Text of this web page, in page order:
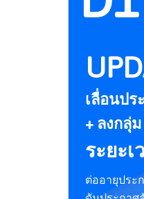
เลื่อนปร
+ ลงกลุ่
ระยะเ
ต่ออายุประ